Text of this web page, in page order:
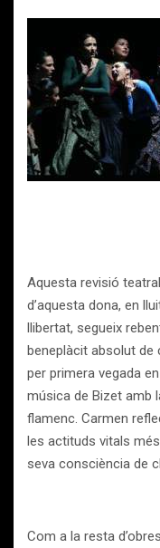
Aquesta revisió
d’aquesta dona, en
llibertat, segueix
beneplàcit absolut de
per primera vegada
música de Bizet amb
flamenc. Carmen
les actituds vitals
seva consciència de
Com a la resta